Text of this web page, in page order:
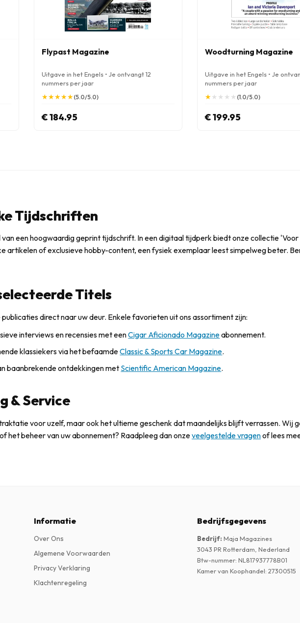
Flypast Magazine
Uitgave in het Engels • Je ontvangt 12
nummers per jaar
★
★★
★★
★★
★★
★(5.0/5.0)
€ 184.95
Woodturning Magazine
Uitgave in het Engels • Je
nummers per jaar
★
★★
★ ★
★ ★
★ ★
★ (1.0/5.0)
€ 199.95
Tijdschriften
een hoogwaardig geprint tijdschrift. In een digitaal tijdperk biedt onze collectie
artikelen of exclusieve hobby-content, een fysiek exemplaar leest simpelweg beter.
Titels
direct naar uw deur. Enkele favorieten uit ons assortiment zijn:
interviews en recensies met eenCigar Aficionado Magazineabonnement.
klassiekers via het befaamdeClassic & Sports Car Magazine.
baanbrekende ontdekkingen met Scientific American Magazine.
& Service
voor uzelf, maar ook het ultieme geschenk dat maandelijks blijft verrassen.
het beheer van uw abonnement? Raadpleeg dan onzeveelgestelde vragenof lees
Informatie
Over Ons
Algemene Voorwaarden
Privacy Verklaring
Klachtenregeling
Bedrijfsgegevens
Bedrijf: Maja Magazines
3043 PR Rotterdam, Nederland
Btw-nummer: NL817937778B01
Kamer van Koophandel: 27300515